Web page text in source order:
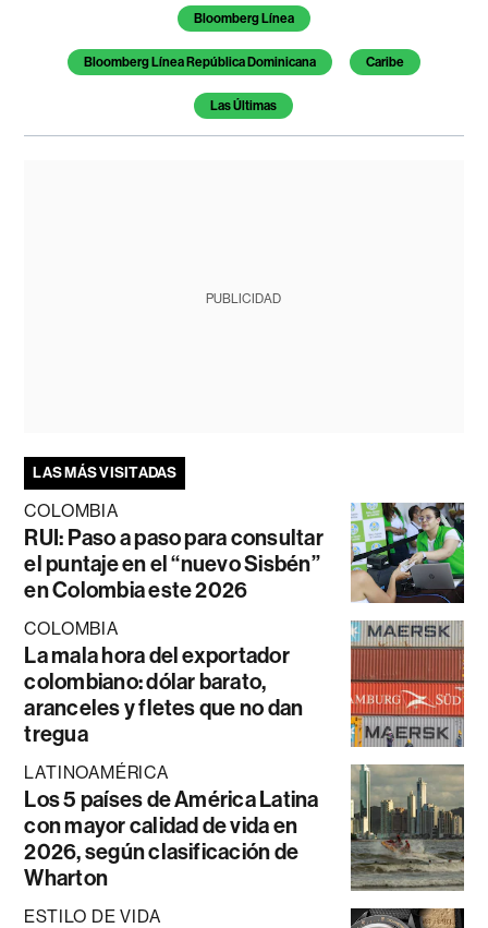
Temas de este artículoBloomberg Línea
Bloomberg Línea República Dominicana Caribe
Las Últimas
PUBLICIDAD
LAS MÁS VISITADAS
COLOMBIA
RUI: Paso a paso para consultar
el puntaje en el “nuevo Sisbén”
en Colombia este 2026
COLOMBIA
La mala hora del exportador
colombiano: dólar barato,
aranceles y fletes que no dan
tregua
LATINOAMÉRICA
Los 5 países de América Latina
con mayor calidad de vida en
2026, según clasificación de
Wharton
ESTILO DE VIDA